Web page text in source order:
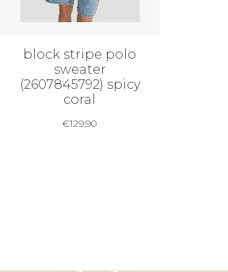
block stripe polo
sweater
(2607845792) spicy
coral
€129,90